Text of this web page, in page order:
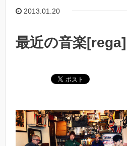
2013.01.20
最近の音楽[rega]